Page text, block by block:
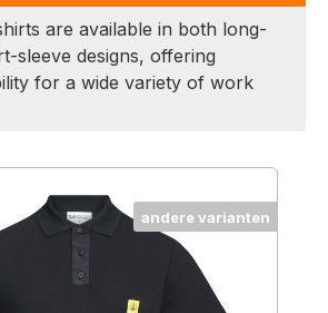
are available in both long-
sleeve designs, offering
for a wide variety of work
andere varianten